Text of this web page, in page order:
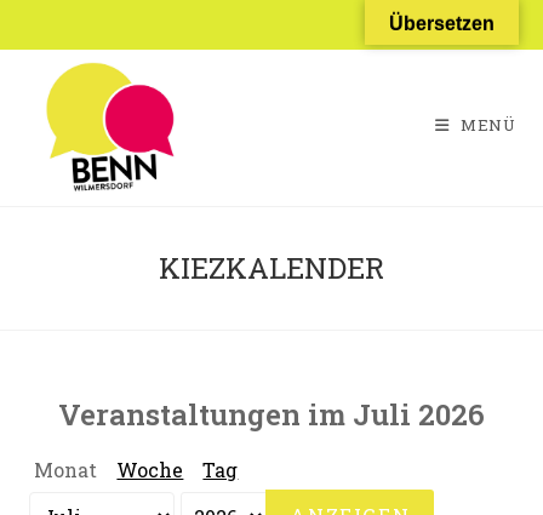
Inhalt
springen
MENÜ
KIEZKALENDER
Veranstaltungen im Juli 2026
Monat Woche Tag
Übersetzen